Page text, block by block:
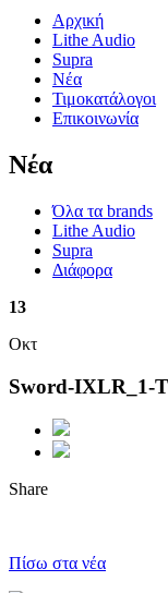
Αρχική
Lithe Audio
Supra
Νέα
Τιμοκατάλογοι
Επικοινωνία
Nέα
Όλα τα brands
Lithe Audio
Supra
Διάφορα
13
Οκτ
Sword-IXLR_1-
Share
Πίσω στα νέα